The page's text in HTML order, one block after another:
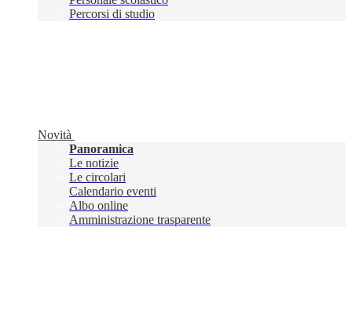
Percorsi di studio
Novità
Panoramica
Le notizie
Le circolari
Calendario eventi
Albo online
Amministrazione trasparente